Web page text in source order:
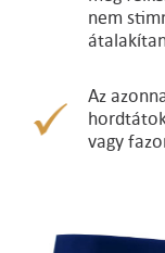
nem
Az
vagy